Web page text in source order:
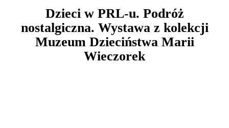
Dzieci w PRL-u. Podróż
nostalgiczna. Wystawa z kolekcji
Muzeum Dzieciństwa Marii
Wieczorek